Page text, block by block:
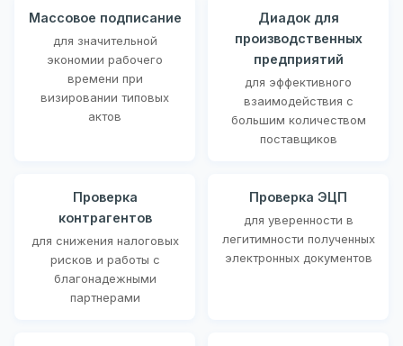
Массовое подписание
для значительной
экономии рабочего
времени при
визировании типовых
актов
Диадок для
производственных
предприятий
для эффективного
взаимодействия с
большим количеством
поставщиков
Проверка
контрагентов
для снижения налоговых
рисков и работы с
благонадежными
партнерами
Проверка ЭЦП
для уверенности в
легитимности полученных
электронных документов